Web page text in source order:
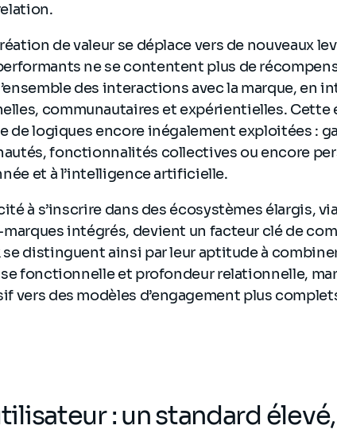
de valeur se déplace vers de nouveaux
ne se contentent plus de
des interactions avec la marque, en
communautaires et expérientielles. Cette
de logiques encore inégalement exploitées :
fonctionnalités collectives ou encore
et à l’intelligence artificielle.
à s’inscrire dans des écosystèmes élargis,
intégrés, devient un facteur clé de
se distinguent ainsi par leur aptitude à
fonctionnelle et profondeur relationnelle,
vers des modèles d’engagement plus
: un standard